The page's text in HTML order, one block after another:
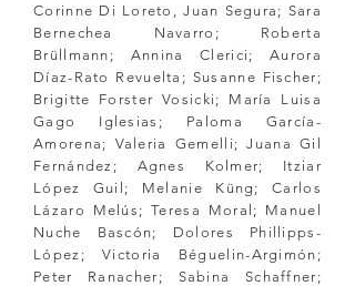
Corinne Di Loreto, Juan Segura; Sara
Bernechea Navarro; Roberta
Brüllmann; Annina Clerici; Aurora
Díaz-Rato Revuelta; Susanne Fischer;
Brigitte Forster Vosicki; María Luisa
Gago Iglesias; Paloma García-
Amorena; Valeria Gemelli; Juana Gil
Fernández; Agnes Kolmer; Itziar
López Guil; Melanie Küng; Carlos
Lázaro Melús; Teresa Moral; Manuel
Nuche Bascón; Dolores Phillipps-
López; Victoria Béguelin-Argimón;
Peter Ranacher; Sabina Schaffner;